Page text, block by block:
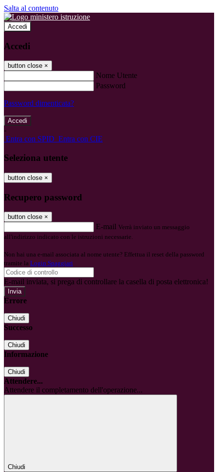
Salta al contenuto
Accedi
Accedi
button close ×
Nome Utente
Password
Password dimenticata?
-
Entra con SPID Entra con CIE
Seleziona utente
button close ×
Recupero password
button close ×
E-mail Verrà inviato un messaggio
all'indirizzo indicato con le istruzioni necessarie.
Non hai una e-mail associata al nome utente? Effettua il reset della password
tramite la Login Spaggiari
E-mail inviata, si prega di controllare la casella di posta elettronica!
Errore
Chiudi
Successo
Chiudi
Informazione
Chiudi
Attendere...
Attendere il completamento dell'operazione...
Chiudi